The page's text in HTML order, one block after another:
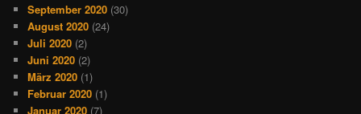
September 2020 (30)
August 2020 (24)
Juli 2020 (2)
Juni 2020 (2)
März 2020 (1)
Februar 2020 (1)
Januar 2020 (7)